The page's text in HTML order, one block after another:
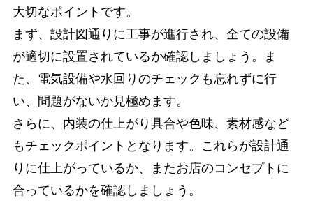
大切なポイントです。
まず、設計図通りに工事が進行され、全ての設備
が適切に設置されているか確認しましょう。ま
た、電気設備や水回りのチェックも忘れずに行
い、問題がないか見極めます。
さらに、内装の仕上がり具合や色味、素材感など
もチェックポイントとなります。これらが設計通
りに仕上がっているか、またお店のコンセプトに
合っているかを確認しましょう。